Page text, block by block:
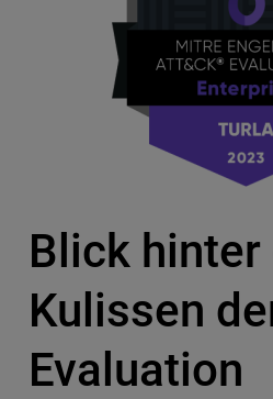
Blick hinter
Kulissen
Evaluation